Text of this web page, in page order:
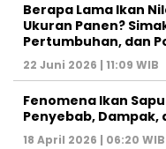
Berapa Lama Ikan
Ukuran Panen?
Pertumbuhan, dan
22 Juni 2026 | 11:09 WIB
Fenomena Ikan
Penyebab, Dampak,
18 April 2026 | 06:20 WIB